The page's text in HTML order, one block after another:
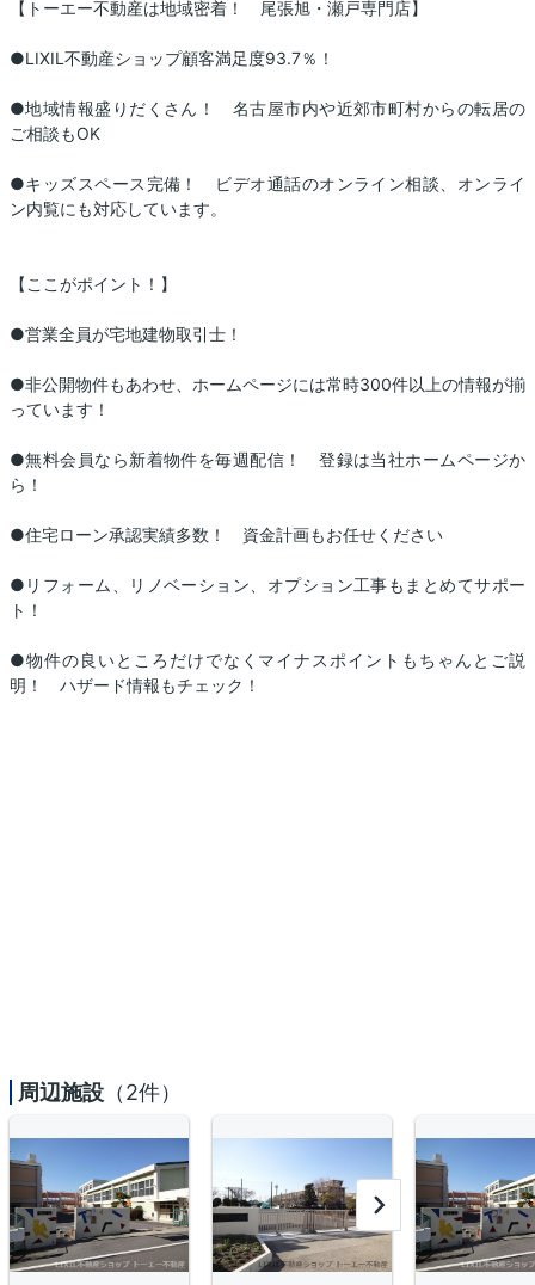
【トーエー不動産は地域密着！ 尾張旭・瀬戸専門店】
●LIXIL不動産ショップ顧客満足度93.7％！
●地域情報盛りだくさん！ 名古屋市内や近郊市町村からの転居の
ご相談もOK
●キッズスペース完備！ ビデオ通話のオンライン相談、オンライ
ン内覧にも対応しています。
【ここがポイント！】
●営業全員が宅地建物取引士！
●非公開物件もあわせ、ホームページには常時300件以上の情報が揃
っています！
●無料会員なら新着物件を毎週配信！ 登録は当社ホームページか
ら！
●住宅ローン承認実績多数！ 資金計画もお任せください
●リフォーム、リノベーション、オプション工事もまとめてサポー
ト！
●物件の良いところだけでなくマイナスポイントもちゃんとご説
明！ ハザード情報もチェック！
周辺施設 （2件）